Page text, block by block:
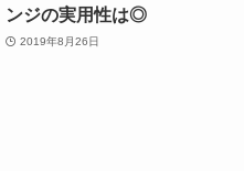
ンジの実用性は◎
2019年8月26日